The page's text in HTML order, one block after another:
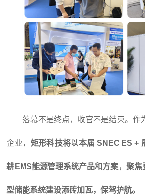
落幕不是终点，收官不是结束。作
企业， 矩形科技将以本届 SNEC ES +
耕 EMS能源管理系统产品和方案，聚
型储能系统建设添砖加瓦，保驾护航。